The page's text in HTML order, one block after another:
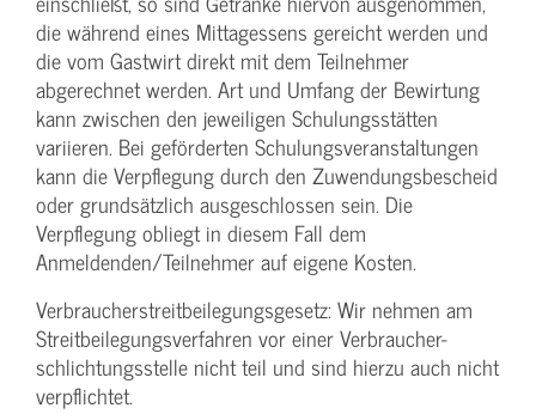
die während eines Mittagessens gereicht werden und
die vom Gastwirt direkt mit dem Teilnehmer
abgerechnet werden. Art und Umfang der Bewirtung
kann zwischen den jeweiligen Schulungsstätten
variieren. Bei geförderten Schulungs­veranstaltungen
kann die Verpflegung durch den Zuwendungs­bescheid
oder grundsätzlich ausgeschlossen sein. Die
Verpflegung obliegt in diesem Fall dem
Anmeldenden/­Teilnehmer auf eigene Kosten.
Verbraucher­streitbeilegungs­gesetz: Wir nehmen am
Streit­beilegungs­verfahren vor einer Verbraucher­
schlichtungs­stelle nicht teil und sind hierzu auch nicht
verpflichtet.